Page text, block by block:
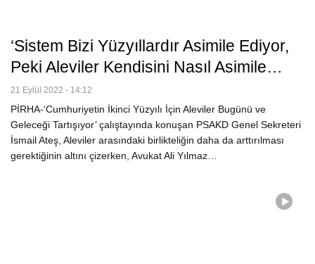
‘Sistem Bizi Yüzyıllardır Asimile Ediyor,
Peki Aleviler Kendisini Nasıl Asimile…
21 Eylül 2022 - 14:12
PİRHA-‘Cumhuriyetin İkinci Yüzyılı İçin Aleviler Bugünü ve
Geleceği Tartışıyor’ çalıştayında konuşan PSAKD Genel Sekreteri
İsmail Ateş, Aleviler arasındaki birlikteliğin daha da arttırılması
gerektiğinin altını çizerken, Avukat Ali Yılmaz…